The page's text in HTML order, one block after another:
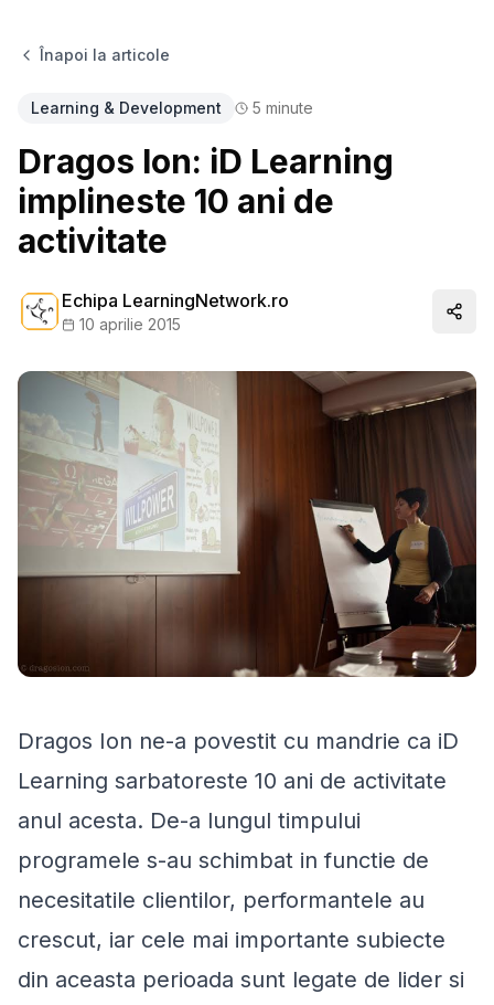
Înapoi la articole
Learning & Development 5 minute
Dragos Ion: iD Learning
implineste 10 ani de
activitate
Echipa LearningNetwork.ro
10 aprilie 2015
Dragos Ion ne-a povestit cu mandrie ca iD
Learning sarbatoreste 10 ani de activitate
anul acesta. De-a lungul timpului
programele s-au schimbat in functie de
necesitatile clientilor, performantele au
crescut, iar cele mai importante subiecte
din aceasta perioada sunt legate de lider si